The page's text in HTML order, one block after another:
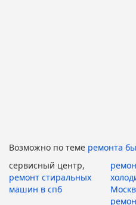
Возможно по теме ремонта
сервисный центр,
ремонт стиральных
машин в спб